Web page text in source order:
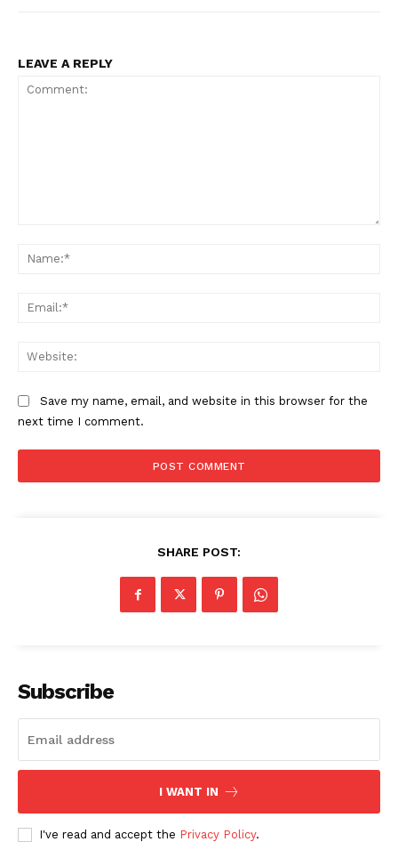
LEAVE A REPLY
Save my name, email, and website in this browser for the
next time I comment.
SHARE POST:
Subscribe
I WANT IN
I've read and accept the Privacy Policy.